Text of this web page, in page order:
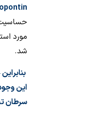
مورد
شد.
بنابراین
این
سرطان